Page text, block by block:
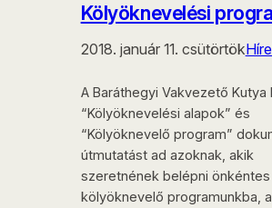
Kölyöknevelési
2018. január 11. csütörtök
A Baráthegyi Vakvezető Kutya
“Kölyöknevelési alapok” és
“Kölyöknevelő program”
útmutatást ad azoknak, akik
szeretnének belépni önkéntes
kölyöknevelő programunkba,